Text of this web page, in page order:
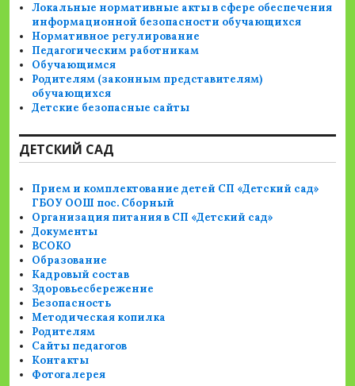
Локальные нормативные акты в сфере обеспечения
информационной безопасности обучающихся
Нормативное регулирование
Педагогическим работникам
Обучающимся
Родителям (законным представителям)
обучающихся
Детские безопасные сайты
ДЕТСКИЙ САД
Прием и комплектование детей СП «Детский сад»
ГБОУ ООШ пос. Сборный
Организация питания в СП «Детский сад»
Документы
ВСОКО
Образование
Кадровый состав
Здоровьесбережение
Безопасность
Методическая копилка
Родителям
Сайты педагогов
Контакты
Фотогалерея